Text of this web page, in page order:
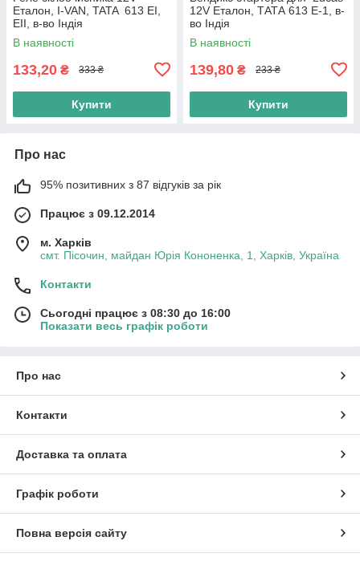
Еталон, I-VAN, TATA 613 EI,
EII, в-во Індія
В наявності
133,20 ₴ 333 ₴
Купити
12V Еталон, ТАТА 613 E-1, в-
во Індія
В наявності
139,80 ₴ 233 ₴
Купити
Про нас
95% позитивних з 87 відгуків за рік
Працює з 09.12.2014
м. Харків
смт. Пісочин, майдан Юрія Кононенка, 1, Харків, Україна
Контакти
Сьогодні працює з 08:30 до 16:00
Показати весь графік роботи
Про нас
Контакти
Доставка та оплата
Графік роботи
Повна версія сайту